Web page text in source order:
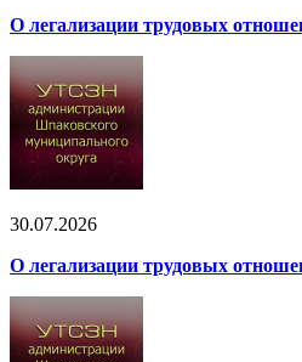
О легализации трудовых
30.07.2026
О легализации трудовых